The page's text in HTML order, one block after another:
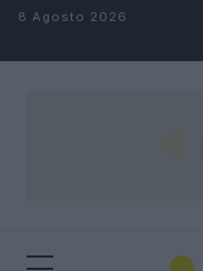
Salta al contenuto
8 Agosto 2026